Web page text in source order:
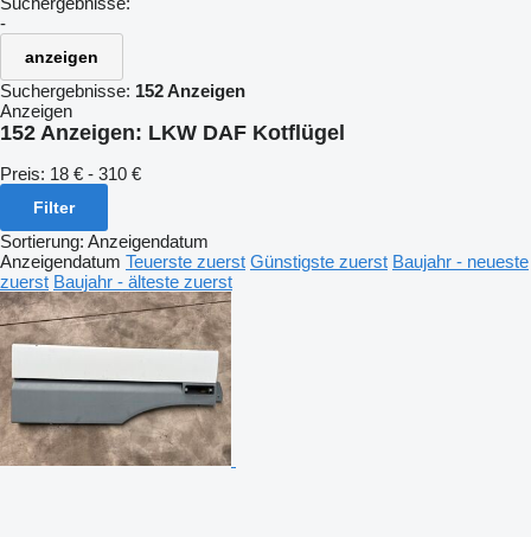
-
anzeigen
Suchergebnisse: 152 Anzeigen
Anzeigen
152 Anzeigen: LKW DAF Kotflügel
Preis: 18 € - 310 €
Filter
Sortierung: Anzeigendatum
Anzeigendatum Teuerste zuerst Günstigste zuerst Baujahr - neueste
zuerst Baujahr - älteste zuerst